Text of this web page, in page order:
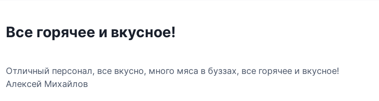
Все горячее и вкусное!
Отличный персонал, все вкусно, много мяса в буззах, все горячее и вкусное!
Алексей Михайлов